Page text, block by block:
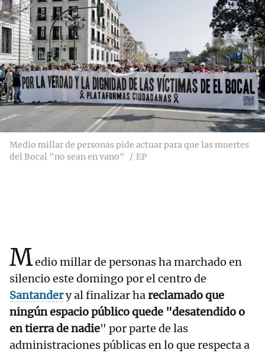
Medio millar de personas pide actuar para que las muertes
del Bocal "no sean en vano"
EP
Medio millar de personas ha marchado en
silencio este domingo por el centro de
Santandery al finalizar hareclamado que
ningún espacio público quede "desatendido o
en tierra de nadie" por parte de las
administraciones públicas en lo que respecta a